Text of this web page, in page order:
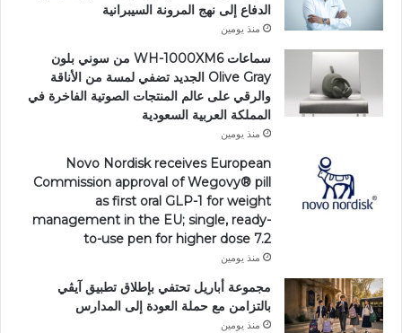
الدفاع إلى نهج المرونة السيبرانية
منذ يومين
سماعات WH-1000XM6 من سوني بلون
Olive Gray الجديد تضفي لمسة من الأناقة
والرقي على عالم المنتجات الصوتية الفاخرة في
المملكة العربية السعودية
منذ يومين
Novo Nordisk receives European
Commission approval of Wegovy®️ pill
as first oral GLP-1 for weight
management in the EU; single, ready-
to-use pen for higher dose 7.2
منذ يومين
مجموعة أباريل تحتفي بإطلاق تطبيق آيڤي
بالتزامن مع حملة العودة إلى المدارس
منذ يومين